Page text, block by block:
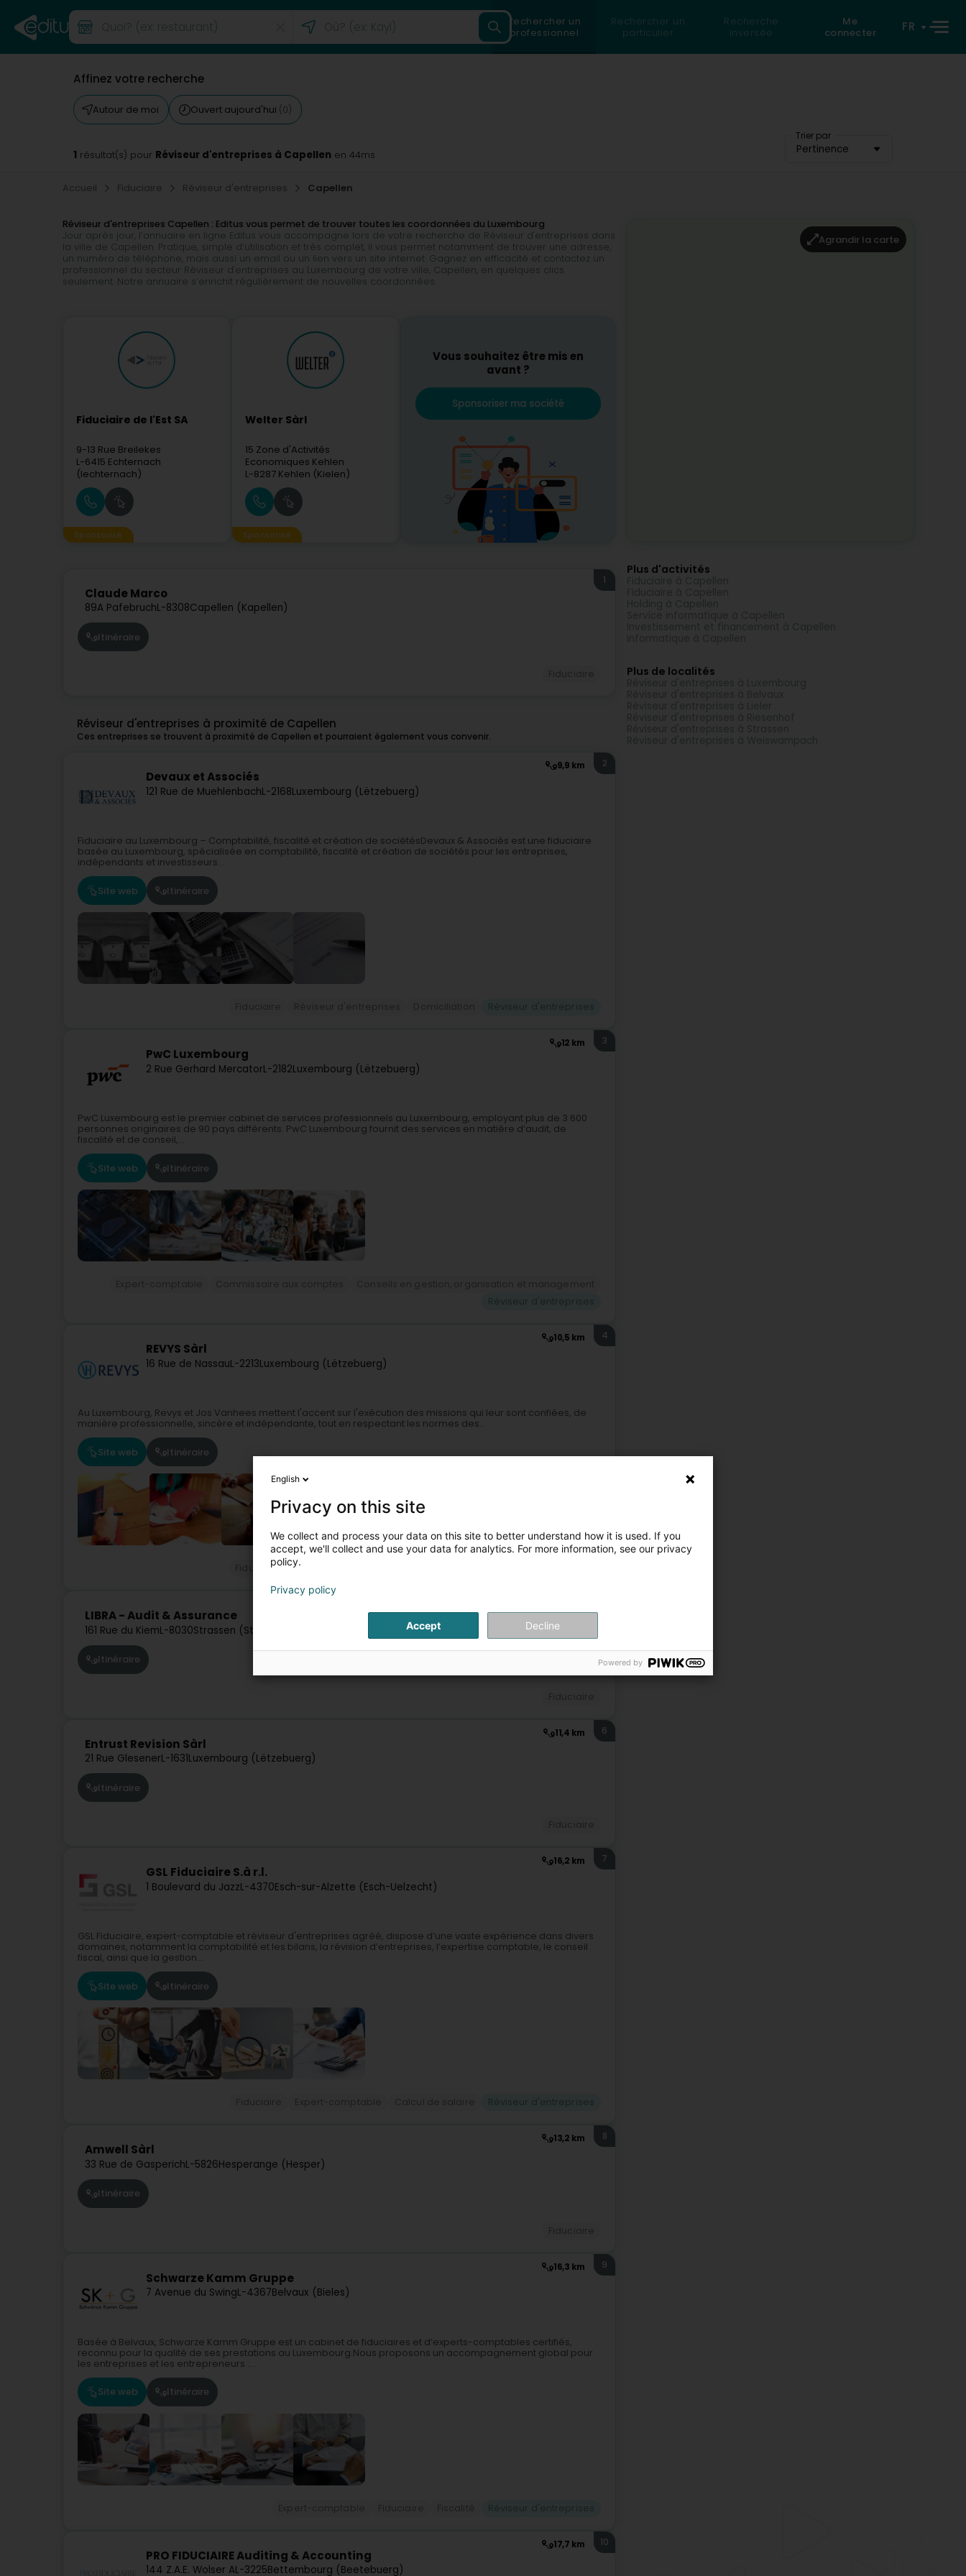
Rechercher un
professionnel
Rechercher un
particulier
Recherche
inversée
Me
connecter
FR
Affinez votre recherche
Autour de moi Ouvert aujourd'hui (0)
Trier par
Pertinence
1 résultat(s) pour Réviseur d'entreprises à Capellen en 44ms
Accueil Fiduciaire Réviseur d'entreprises Capellen
Réviseur d'entreprises Capellen : Editus vous permet de trouver toutes les coordonnées du Luxembourg
Jour après jour, l’annuaire en ligne Editus vous accompagne lors de votre recherche de Réviseur d'entreprises dans
la ville de Capellen. Pratique, simple d’utilisation et très complet, il vous permet notamment de trouver une adresse,
un numéro de téléphone, mais aussi un email ou un lien vers un site internet. Gagnez en efficacité et contactez un
professionnel du secteur Réviseur d'entreprises au Luxembourg de votre ville, Capellen, en quelques clics
seulement. Notre annuaire s’enrichit régulièrement de nouvelles coordonnées.
Fiduciaire de l'Est SA
9-13 Rue Breilekes
L-6415 Echternach
(Iechternach)
Sponsorisé
Welter Sàrl
15 Zone d'Activités
Economiques Kehlen
L-8287 Kehlen (Kielen)
Sponsorisé
Vous souhaitez être mis en
avant ?
Sponsoriser ma société
Claude Marco
89A PafebruchL-8308Capellen (Kapellen)
1
Itinéraire
Réviseur d'entreprises à proximité de Capellen
Ces entreprises se trouvent à proximité de Capellen et pourraient également vous convenir.
9,9 km
Devaux et Associés
121 Rue de MuehlenbachL-2168Luxembourg (Lëtzebuerg)
2
Fiduciaire au Luxembourg – Comptabilité, fiscalité et création de sociétésDevaux & Associés est une fiduciaire
basée au Luxembourg, spécialisée en comptabilité, fiscalité et création de sociétés pour les entreprises,
indépendants et investisseurs...
Site web Itinéraire
12 km
PwC Luxembourg
2 Rue Gerhard MercatorL-2182Luxembourg (Lëtzebuerg)
3
PwC Luxembourg est le premier cabinet de services professionnels au Luxembourg, employant plus de 3 600
personnes originaires de 90 pays différents. PwC Luxembourg fournit des services en matière d’audit, de
fiscalité et de conseil,...
Site web Itinéraire
10,5 km
REVYS Sàrl
16 Rue de NassauL-2213Luxembourg (Lëtzebuerg)
4
Au Luxembourg, Revys et Jos Vanhees mettent l'accent sur l'exécution des missions qui leur sont confiées, de
manière professionnelle, sincère et indépendante, tout en respectant les normes des...
Site web Itinéraire
Fiduciaire Réviseur d'entreprises
LIBRA - Audit & Assurance
161 Rue du KiemL-8030Strassen (Stroossen)
Itinéraire
11,4 km
Entrust Revision Sàrl
21 Rue GlesenerL-1631Luxembourg (Lëtzebuerg)
6
Itinéraire
16,2 km
GSL Fiduciaire S.à r.l.
1 Boulevard du JazzL-4370Esch-sur-Alzette (Esch-Uelzecht)
7
GSL Fiduciaire, expert-comptable et réviseur d'entreprises agréé, dispose d’une vaste expérience dans divers
domaines, notamment la comptabilité et les bilans, la révision d’entreprises, l’expertise comptable, le conseil
fiscal, ainsi que la gestion...
Site web Itinéraire
13,2 km
Amwell Sàrl
33 Rue de GasperichL-5826Hesperange (Hesper)
8
Itinéraire
16,3 km
Schwarze Kamm Gruppe
7 Avenue du SwingL-4367Belvaux (Bieles)
9
Basée à Belvaux, Schwarze Kamm Gruppe est un cabinet de fiduciaires et d’experts-comptables certifiés,
reconnu pour la qualité de ses prestations au Luxembourg.Nous proposons un accompagnement global pour
les entreprises et les entrepreneurs :...
Site web Itinéraire
17,7 km
PRO FIDUCIAIRE Auditing & Accounting
144 Z.A.E. Wolser AL-3225Bettembourg (Beetebuerg)
10
Agrandir la carte
Plus d'activités
Plus de localités
English
Privacy on this site
We collect and process your data on this site to better understand how it is used. If you
accept, we'll collect and use your data for analytics. For more information, see our privacy
policy.
Privacy policy
Accept Decline
Powered by